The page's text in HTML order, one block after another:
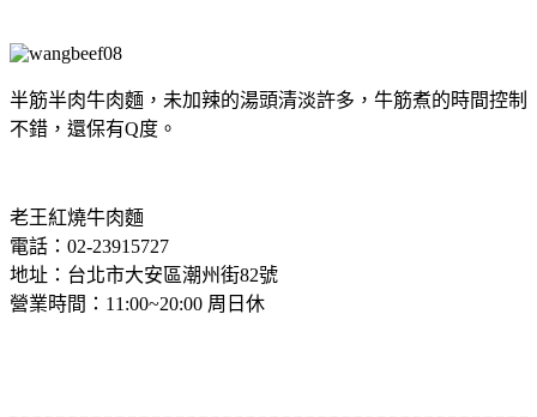
半筋半肉牛肉麵，未加辣的湯頭清淡許多，牛筋煮的時間控制
不錯，還保有Q度。
老王紅燒牛肉麵
電話：02-23915727
地址：台北市大安區潮州街82號
營業時間：11:00~20:00 周日休